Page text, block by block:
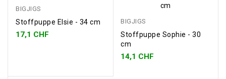
BIGJIGS
Stoffpuppe Elsie - 34 cm
17,1 CHF
BIGJIGS
Stoffpuppe Sophie - 30
cm
14,1 CHF